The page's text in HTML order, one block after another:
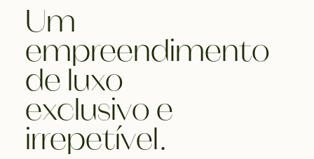
Um
empreendimento
de luxo
exclusivo e
irrepetível.